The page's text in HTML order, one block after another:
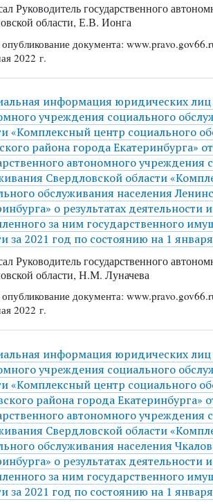
Руководитель государственного
области, Е.В. Ионга
документа:
2022 г.
информация юридических лиц
учреждения социального
«Комплексный центр социального
района города Екатеринбурга»
автономного учреждения
Свердловской области
обслуживания населения
о результатах деятельности
за ним государственного
за 2021 год по состоянию на 1
Руководитель государственного
области, Н.М. Луначева
документа:
2022 г.
информация юридических лиц
учреждения социального
«Комплексный центр социального
района города Екатеринбурга»
автономного учреждения
Свердловской области
обслуживания населения
о результатах деятельности
за ним государственного
за 2021 год по состоянию на 1